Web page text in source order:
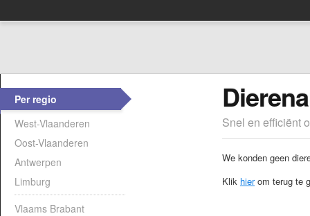
Per regio
West-Vlaanderen
Oost-Vlaanderen
Antwerpen
Limburg
Vlaams Brabant
Snel en efficiënt
We konden geen
Klik hierom terug te